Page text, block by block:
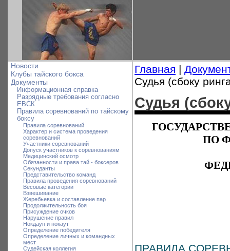
Новости
Клубы тайского бокса
Документы
Информационная справка
Разрядные требования согласно
ЕВСК
Правила соревнований по тайскому
боксу
Правила соревнований
Характер и система проведения
соревнований
Участники соревнований
Допуск участников к соревнованиям
Медицинский осмотр
Обязанности и права тай - боксеров
Секунданты
Представительство команд
Правила проведения соревнований
Весовые категории
Взвешивание
Жеребьевка и составление пар
Продолжительность боя
Присуждение очков
Нарушение правил
Нокдаун и нокаут
Определение победителя
Определение личных и командных
мест
Судейская коллегия
Главная |
Судья (сбоку
Судья
ПО
ПРАВИЛА